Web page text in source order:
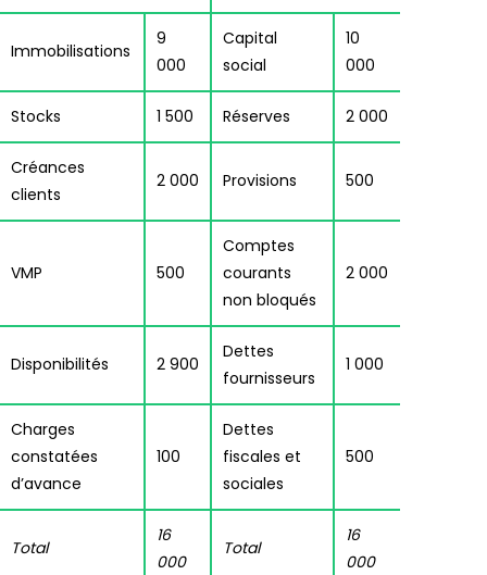
Immobilisations
9
000
Capital
social
10
000
Stocks 1 500 Réserves 2 000
Créances
clients
2 000 Provisions 500
VMP 500
Comptes
courants
non bloqués
2 000
Disponibilités 2 900
Dettes
fournisseurs
1 000
Charges
constatées
d’avance
100
Dettes
fiscales et
sociales
500
Total
16
000
Total
16
000